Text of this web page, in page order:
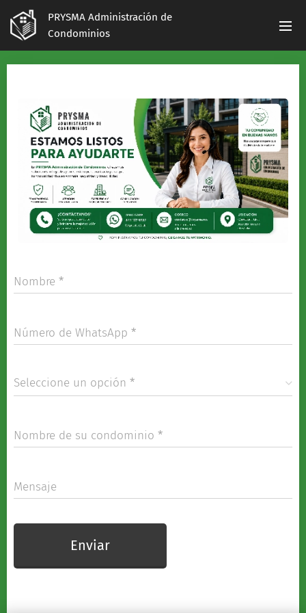
PRYSMA Administración de
Condominios
Nombre
Número de WhatsApp
Seleccione un opción
Nombre de su condominio
Mensaje
Enviar